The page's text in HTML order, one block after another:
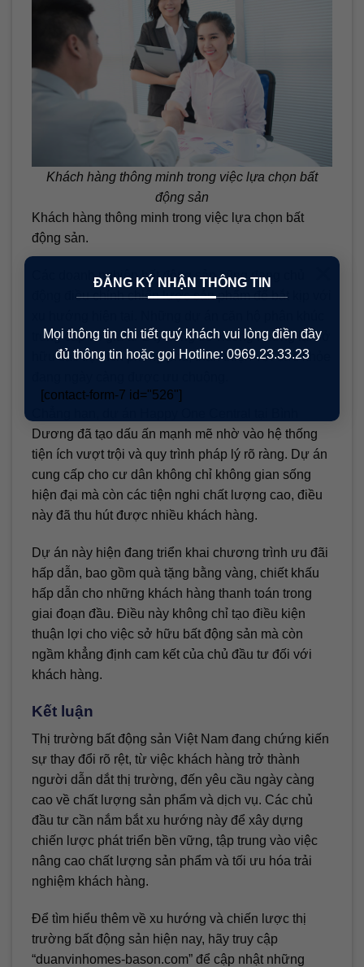
ĐĂNG KÝ NHẬN THÔNG TIN
Mọi thông tin chi tiết quý khách vui lòng điền đầy
đủ thông tin hoặc gọi Hotline: 0969.23.33.23
[contact-form-7 id="526"]
Khách hàng thông minh trong việc lựa chọn bất
động sản
Khách hàng thông minh trong việc lựa chọn bất
động sản.
Các doanh nghiệp bất động sản cũng đang chủ
động điều chỉnh chiến lược sản phẩm để bắt kịp với
trung cấp có giá từ 2 tỷ đồng trở xuống nhưng lại sở
hữu các tiện ích phong phú, thân thiện với sức khỏe
Dương đã tạo dấu ấn mạnh mẽ nhờ vào hệ thống
tiện ích vượt trội và quy trình pháp lý rõ ràng. Dự án
cung cấp cho cư dân không chỉ không gian sống
hiện đại mà còn các tiện nghi chất lượng cao, điều
này đã thu hút được nhiều khách hàng.
Dự án này hiện đang triển khai chương trình ưu đãi
hấp dẫn, bao gồm quà tặng bằng vàng, chiết khấu
hấp dẫn cho những khách hàng thanh toán trong
giai đoạn đầu. Điều này không chỉ tạo điều kiện
thuận lợi cho việc sở hữu bất động sản mà còn
ngầm khẳng định cam kết của chủ đầu tư đối với
khách hàng.
Kết luận
Thị trường bất động sản Việt Nam đang chứng kiến
sự thay đổi rõ rệt, từ việc khách hàng trở thành
người dẫn dắt thị trường, đến yêu cầu ngày càng
cao về chất lượng sản phẩm và dịch vụ. Các chủ
đầu tư cần nắm bắt xu hướng này để xây dựng
chiến lược phát triển bền vững, tập trung vào việc
nâng cao chất lượng sản phẩm và tối ưu hóa trải
nghiệm khách hàng.
Để tìm hiểu thêm về xu hướng và chiến lược thị
trường bất động sản hiện nay, hãy truy cập
“duanvinhomes-bason.com” để cập nhật những